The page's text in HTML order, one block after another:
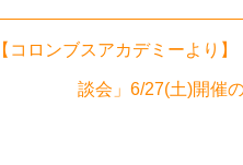
【コロンブスアカデミーより
談会」6/27(土)開催